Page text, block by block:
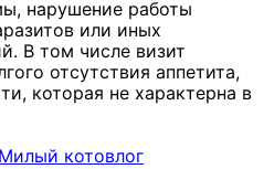
нарушение работы
или иных
В том числе визит
отсутствия аппетита,
которая не характерна в
котовлог